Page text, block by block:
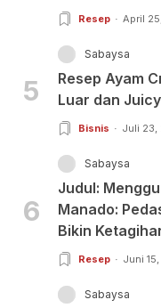
Resep April
5
Sabaysa
Resep Ayam
Luar dan
Bisnis Juli 23,
6
Sabaysa
Judul:
Manado:
Bikin
Resep Juni
Sabaysa